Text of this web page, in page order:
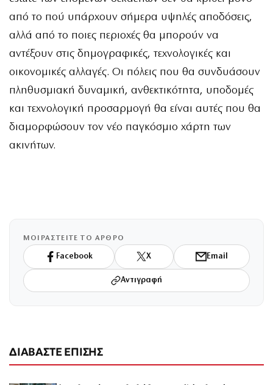
από το πού υπάρχουν σήμερα υψηλές αποδόσεις,
αλλά από το ποιες περιοχές θα μπορούν να
αντέξουν στις δημογραφικές, τεχνολογικές και
οικονομικές αλλαγές. Οι πόλεις που θα συνδυάσουν
πληθυσμιακή δυναμική, ανθεκτικότητα, υποδομές
και τεχνολογική προσαρμογή θα είναι αυτές που θα
διαμορφώσουν τον νέο παγκόσμιο χάρτη των
ακινήτων.
ΜΟΙΡΑΣΤΕΙΤΕ ΤΟ ΑΡΘΡΟ
Facebook X Email
Αντιγραφή
ΔΙΑΒΑΣΤΕ ΕΠΙΣΗΣ